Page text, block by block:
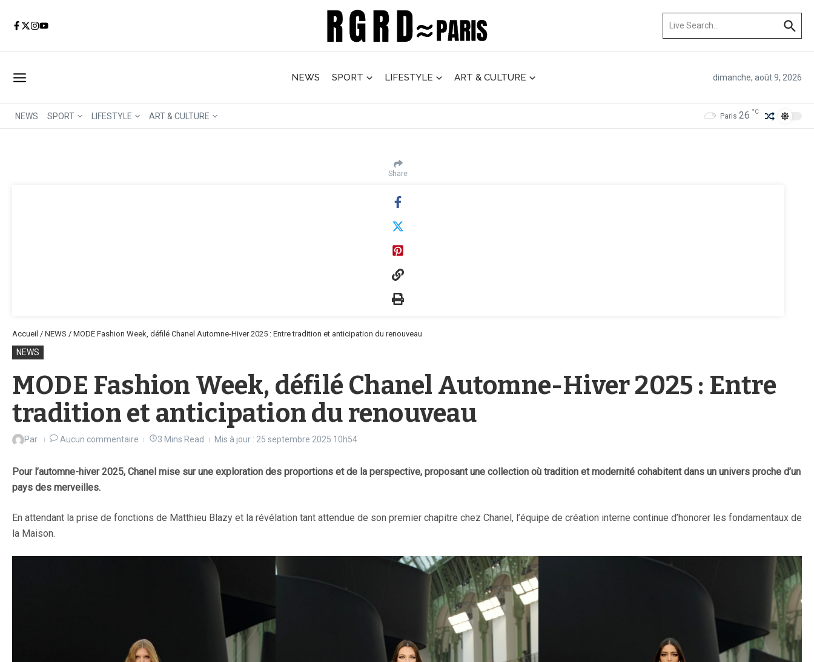
NEWS SPORT LIFESTYLE ART & CULTURE dimanche, août 9, 2026
NEWS SPORT LIFESTYLE ART & CULTURE Paris 26 °C
Share
Accueil / NEWS / MODE Fashion Week, défilé Chanel Automne-Hiver 2025 : Entre tradition et anticipation du renouveau
NEWS
MODE Fashion Week, défilé Chanel Automne-Hiver 2025 : Entre
tradition et anticipation du renouveau
Par Aucun commentaire 3 Mins Read Mis à jour : 25 septembre 2025 10h54
Pour l’automne-hiver 2025, Chanel mise sur une exploration des proportions et de la perspective, proposant une collection où tradition et modernité cohabitent dans un univers proche d’un
pays des merveilles.
En attendant la prise de fonctions de Matthieu Blazy et la révélation tant attendue de son premier chapitre chez Chanel, l’équipe de création interne continue d’honorer les fondamentaux de
la Maison.